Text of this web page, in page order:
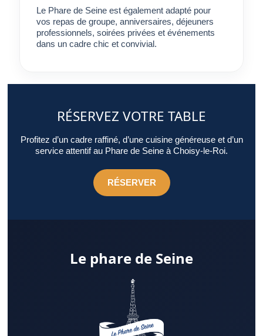
Le Phare de Seine est également adapté pour
vos repas de groupe, anniversaires, déjeuners
professionnels, soirées privées et événements
dans un cadre chic et convivial.
RÉSERVEZ VOTRE TABLE
Profitez d’un cadre raffiné, d’une cuisine généreuse et d’un
service attentif au Phare de Seine à Choisy-le-Roi.
RÉSERVER
Le phare de Seine